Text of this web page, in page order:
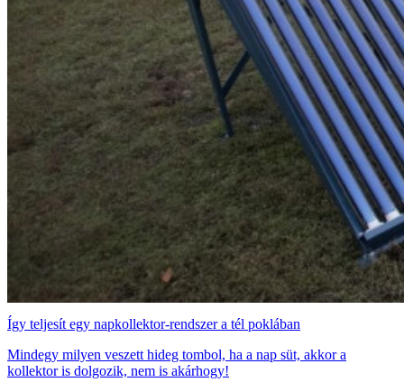
Így teljesít egy napkollektor-rendszer a tél poklában
Mindegy milyen veszett hideg tombol, ha a nap süt, akkor a
kollektor is dolgozik, nem is akárhogy!